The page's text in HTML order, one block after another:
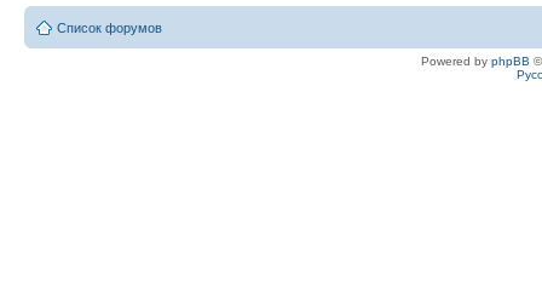
Список форумов
Powered by phpBB